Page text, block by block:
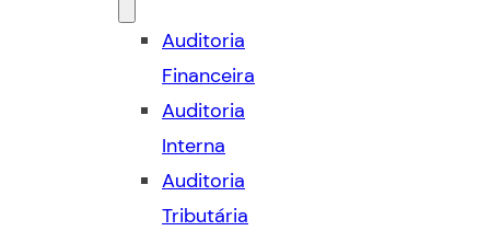
Auditoria
Financeira
Auditoria
Interna
Auditoria
Tributária